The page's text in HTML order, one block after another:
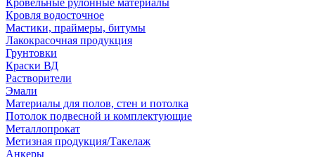
Кровельные рулонные материалы
Кровля водосточное
Мастики, праймеры, битумы
Лакокрасочная продукция
Грунтовки
Краски ВД
Растворители
Эмали
Материалы для полов, стен и потолка
Потолок подвесной и комплектующие
Металлопрокат
Метизная продукция/Такелаж
Анкеры